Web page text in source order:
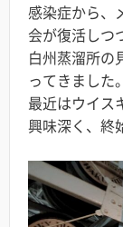
感染症から、
会が復活しつ
白州蒸溜所の
ってきました。
最近はウイス
興味深く、終